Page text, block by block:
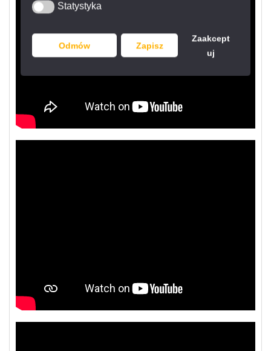
StatystykaStatystyka
Odmów Zapisz
Zaakcept
uj